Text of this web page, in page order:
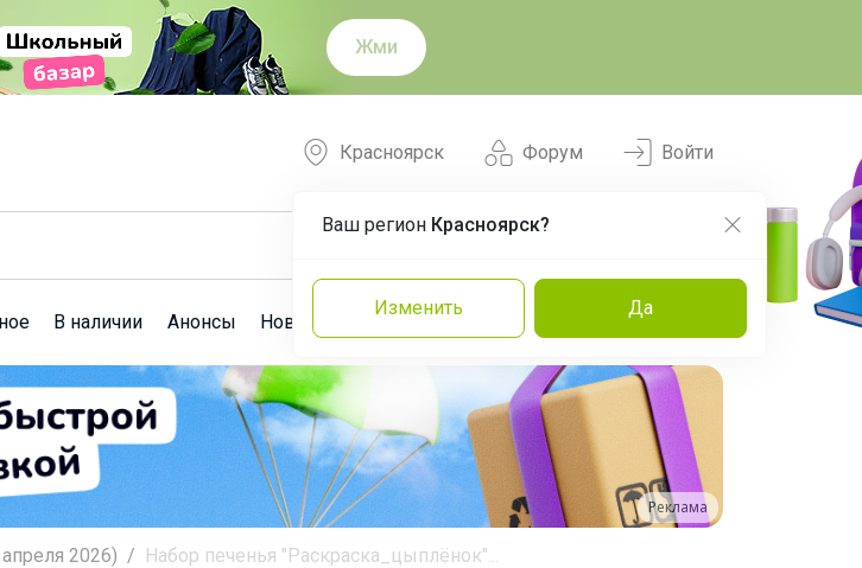
Жми
Форум
Красноярск
Ваш регион Красноярск?
Изменить Да
Войти
В наличии Анонсы Новости Команда Эксперты
Реклама
2026) Набор печенья "Раскраска_цыплёнок"...